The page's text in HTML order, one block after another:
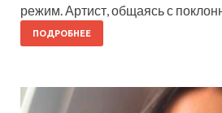
режим. Артист, общаясь с
ПОДРОБНЕЕ